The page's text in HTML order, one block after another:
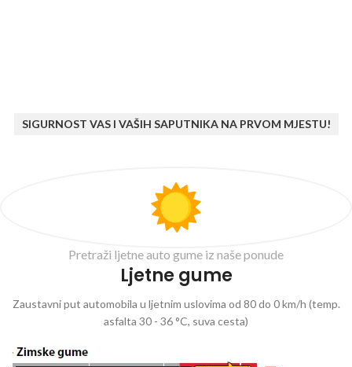
SIGURNOST VAS I VAŠIH SAPUTNIKA NA PRVOM MJESTU!
Pretraži ljetne auto gume iz naše ponude
Ljetne gume
Zaustavni put automobila u ljetnim uslovima od 80 do 0 km/h (temp.
asfalta 30 - 36 °C, suva cesta)